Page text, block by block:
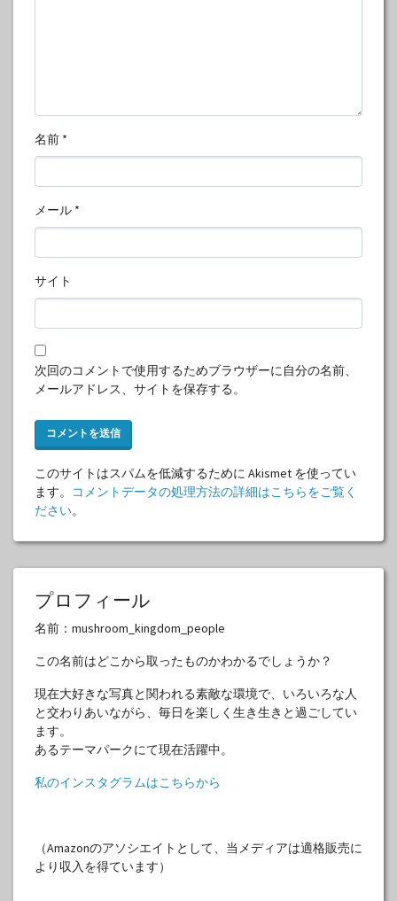
名前 *
メール *
サイト
次回のコメントで使用するためブラウザーに自分の名前、
メールアドレス、サイトを保存する。
このサイトはスパムを低減するために Akismet を使ってい
ます。
コメントデータの処理方法の詳細はこちらをご覧く
ださい。
プロフィール
名前：mushroom_kingdom_people
この名前はどこから取ったものかわかるでしょうか？
現在大好きな写真と関われる素敵な環境で、いろいろな人
と交わりあいながら、毎日を楽しく生き生きと過ごしてい
ます。
あるテーマパークにて現在活躍中。
私のインスタグラムはこちらから
（Amazonのアソシエイトとして、当メディアは適格販売に
より収入を得ています）